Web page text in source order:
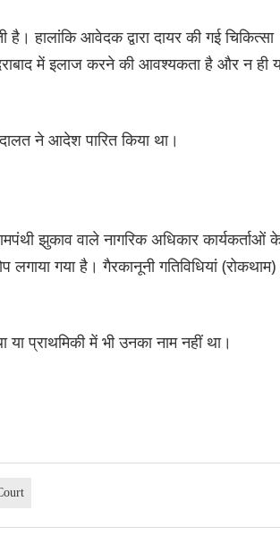
हालांकि आवेदक द्वारा दायर की गई चिकित्सा
में इलाज करने की आवश्यकता है और न ही
ने आदेश पारित किया था।
झुकाव वाले नागरिक अधिकार कार्यकर्ताओं
गया है। गैरकानूनी गतिविधियां (रोकथाम)
प्राथमिकी में भी उनका नाम नहीं था।